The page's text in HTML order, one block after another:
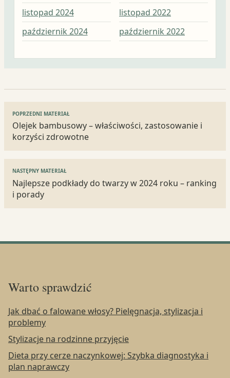
listopad 2024
październik 2024
listopad 2022
październik 2022
Nawigacja
wpisu
POPRZEDNI MATERIAŁ
Olejek bambusowy – właściwości, zastosowanie i
korzyści zdrowotne
NASTĘPNY MATERIAŁ
Najlepsze podkłady do twarzy w 2024 roku – ranking
i porady
Warto sprawdzić
Jak dbać o falowane włosy? Pielęgnacja, stylizacja i
problemy
Stylizacje na rodzinne przyjęcie
Dieta przy cerze naczynkowej: Szybka diagnostyka i
plan naprawczy